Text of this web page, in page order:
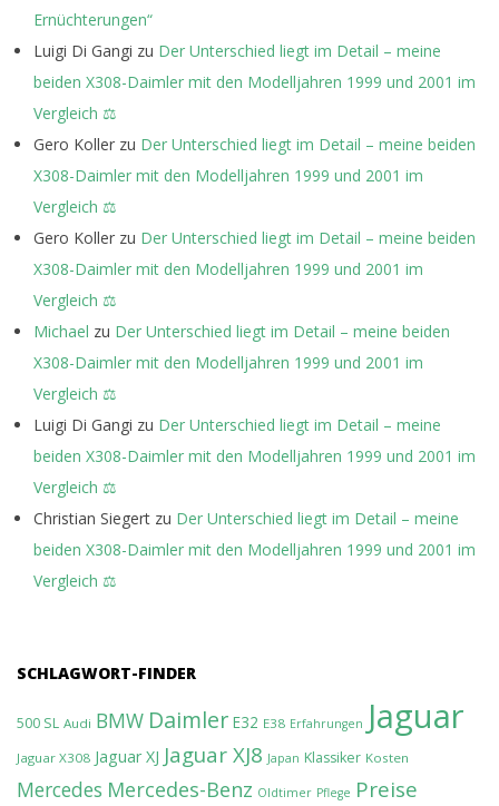
Ernüchterungen“
Luigi Di Gangi zu Der Unterschied liegt im Detail – meine
beiden X308-Daimler mit den Modelljahren 1999 und 2001 im
Vergleich ⚖️
Gero Koller zu Der Unterschied liegt im Detail – meine beiden
X308-Daimler mit den Modelljahren 1999 und 2001 im
Vergleich ⚖️
Gero Koller zu Der Unterschied liegt im Detail – meine beiden
X308-Daimler mit den Modelljahren 1999 und 2001 im
Vergleich ⚖️
Michael zu Der Unterschied liegt im Detail – meine beiden
X308-Daimler mit den Modelljahren 1999 und 2001 im
Vergleich ⚖️
Luigi Di Gangi zu Der Unterschied liegt im Detail – meine
beiden X308-Daimler mit den Modelljahren 1999 und 2001 im
Vergleich ⚖️
Christian Siegert zu Der Unterschied liegt im Detail – meine
beiden X308-Daimler mit den Modelljahren 1999 und 2001 im
Vergleich ⚖️
SCHLAGWORT-FINDER
500 SL Audi BMW Daimler E32 E38 Erfahrungen Jaguar
Jaguar X308 Jaguar XJ Jaguar XJ8 Japan Klassiker Kosten
Mercedes Mercedes-Benz Oldtimer Pflege Preise